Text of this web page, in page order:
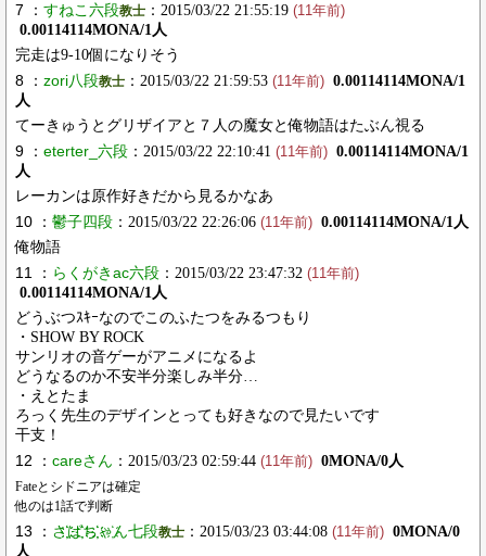
7 ： すねこ六段教士 ：2015/03/22 21:55:19 (11年前)
0.00114114MONA/1人
完走は9-10個になりそう
8 ： zori八段教士 ：2015/03/22 21:59:53 (11年前) 0.00114114MONA/1
人
てーきゅうとグリザイアと７人の魔女と俺物語はたぶん視る
9 ： eterter_六段 ：2015/03/22 22:10:41 (11年前) 0.00114114MONA/1
人
レーカンは原作好きだから見るかなあ
10 ： 鬱子四段 ：2015/03/22 22:26:06 (11年前) 0.00114114MONA/1人
俺物語
11 ： らくがきac六段 ：2015/03/22 23:47:32 (11年前)
0.00114114MONA/1人
どうぶつｽｷｰなのでこのふたつをみるつもり
・SHOW BY ROCK
サンリオの音ゲーがアニメになるよ
どうなるのか不安半分楽しみ半分…
・えとたま
ろっく先生のデザインとっても好きなので見たいです
干支！
12 ： careさん ：2015/03/23 02:59:44 (11年前) 0MONA/0人
Fateとシドニアは確定
他のは1話で判断
13 ： さ҉҉ば҉҉ち҉҉ゃ҉ん七段教士 ：2015/03/23 03:44:08 (11年前) 0MONA/0
人